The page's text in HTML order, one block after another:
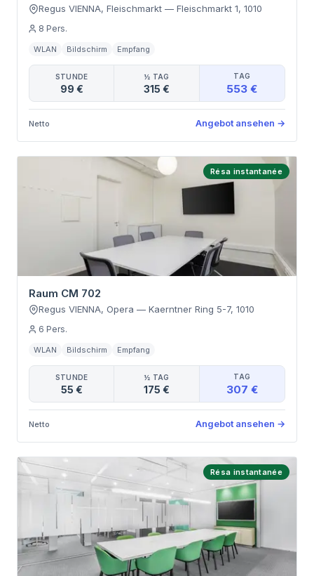
Regus VIENNA, Fleischmarkt — Fleischmarkt 1, 1010
8 Pers.
WLAN Bildschirm Empfang
STUNDE
99 €
½ TAG
315 €
TAG
553 €
Netto Angebot ansehen →
Résa instantanée
Raum CM 702
Regus VIENNA, Opera — Kaerntner Ring 5-7, 1010
6 Pers.
WLAN Bildschirm Empfang
STUNDE
55 €
½ TAG
175 €
TAG
307 €
Netto Angebot ansehen →
Résa instantanée